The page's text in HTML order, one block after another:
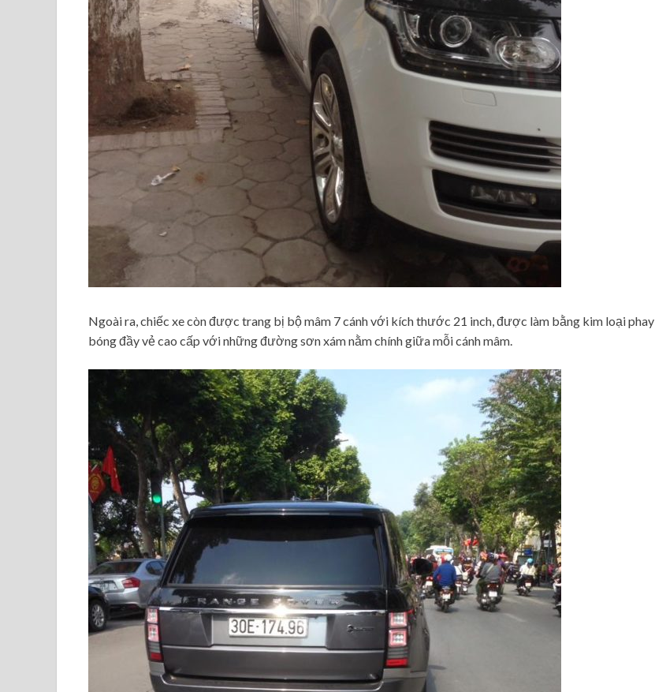
Ngoài ra, chiếc xe còn được trang bị bộ mâm 7 cánh với kích thước 21 inch, được làm bằng kim loại phay
bóng đầy vẻ cao cấp với những đường sơn xám nằm chính giữa mỗi cánh mâm.